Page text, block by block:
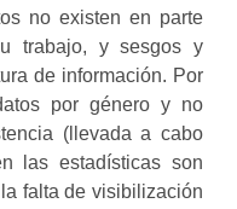
no existen en parte
trabajo, y sesgos y
de información. Por
por género y no
(llevada a cabo
las estadísticas son
falta de visibilización